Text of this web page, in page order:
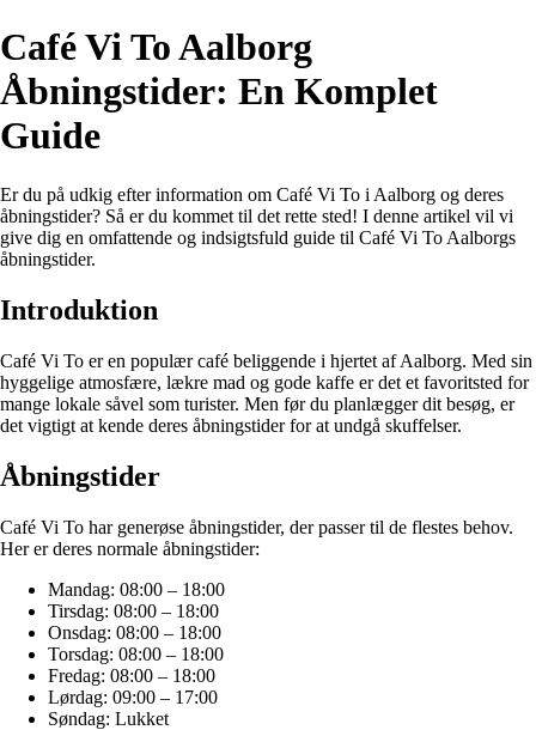
Café Vi To Aalborg
Åbningstider: En Komplet
Guide
Er du på udkig efter information om Café Vi To i Aalborg og deres
åbningstider? Så er du kommet til det rette sted! I denne artikel vil vi
give dig en omfattende og indsigtsfuld guide til Café Vi To Aalborgs
åbningstider.
Introduktion
Café Vi To er en populær café beliggende i hjertet af Aalborg. Med sin
hyggelige atmosfære, lækre mad og gode kaffe er det et favoritsted for
mange lokale såvel som turister. Men før du planlægger dit besøg, er
det vigtigt at kende deres åbningstider for at undgå skuffelser.
Åbningstider
Café Vi To har generøse åbningstider, der passer til de flestes behov.
Her er deres normale åbningstider:
Mandag: 08:00 – 18:00
Tirsdag: 08:00 – 18:00
Onsdag: 08:00 – 18:00
Torsdag: 08:00 – 18:00
Fredag: 08:00 – 18:00
Lørdag: 09:00 – 17:00
Søndag: Lukket